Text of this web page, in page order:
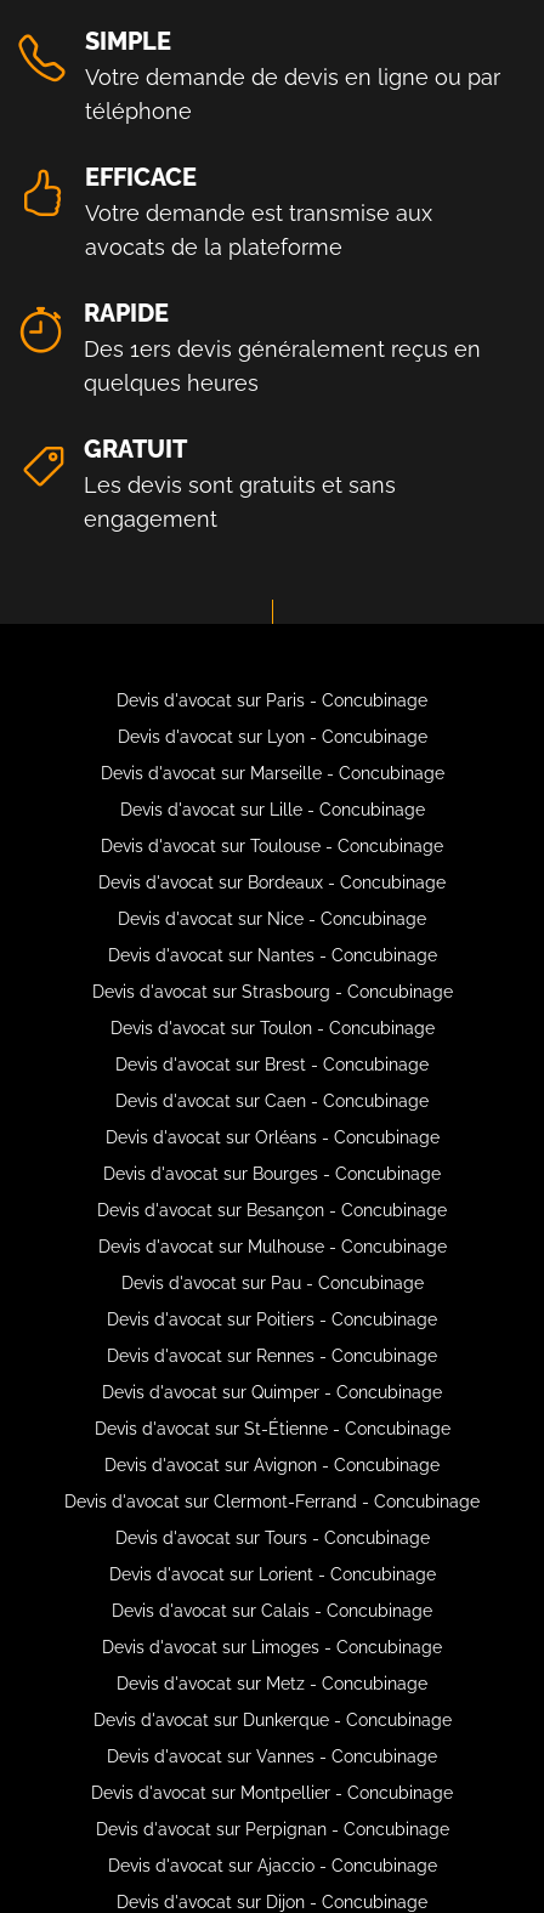
SIMPLE
Votre demande de devis en ligne ou par
téléphone
EFFICACE
Votre demande est transmise aux
avocats de la plateforme
RAPIDE
Des 1ers devis généralement reçus en
quelques heures
GRATUIT
Les devis sont gratuits et sans
engagement
Devis d'avocat sur Paris - Concubinage
Devis d'avocat sur Lyon - Concubinage
Devis d'avocat sur Marseille - Concubinage
Devis d'avocat sur Lille - Concubinage
Devis d'avocat sur Toulouse - Concubinage
Devis d'avocat sur Bordeaux - Concubinage
Devis d'avocat sur Nice - Concubinage
Devis d'avocat sur Nantes - Concubinage
Devis d'avocat sur Strasbourg - Concubinage
Devis d'avocat sur Toulon - Concubinage
Devis d'avocat sur Brest - Concubinage
Devis d'avocat sur Caen - Concubinage
Devis d'avocat sur Orléans - Concubinage
Devis d'avocat sur Bourges - Concubinage
Devis d'avocat sur Besançon - Concubinage
Devis d'avocat sur Mulhouse - Concubinage
Devis d'avocat sur Pau - Concubinage
Devis d'avocat sur Poitiers - Concubinage
Devis d'avocat sur Rennes - Concubinage
Devis d'avocat sur Quimper - Concubinage
Devis d'avocat sur St-Étienne - Concubinage
Devis d'avocat sur Avignon - Concubinage
Devis d'avocat sur Clermont-Ferrand - Concubinage
Devis d'avocat sur Tours - Concubinage
Devis d'avocat sur Lorient - Concubinage
Devis d'avocat sur Calais - Concubinage
Devis d'avocat sur Limoges - Concubinage
Devis d'avocat sur Metz - Concubinage
Devis d'avocat sur Dunkerque - Concubinage
Devis d'avocat sur Vannes - Concubinage
Devis d'avocat sur Montpellier - Concubinage
Devis d'avocat sur Perpignan - Concubinage
Devis d'avocat sur Ajaccio - Concubinage
Devis d'avocat sur Dijon - Concubinage